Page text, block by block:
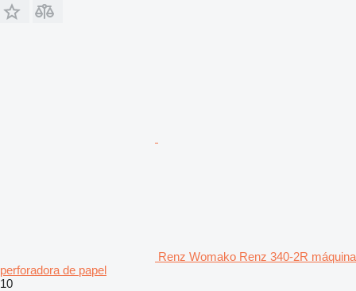
Renz Womako Renz 340-2R máquina
perforadora de papel
10